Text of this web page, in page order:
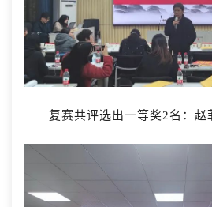
复赛共评选出一等奖2名：赵